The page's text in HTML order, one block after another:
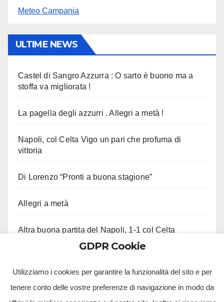
Meteo Campania
ULTIME NEWS
Castel di Sangro Azzurra : O sarto è buono ma a
stoffa va migliorata !
La pagella degli azzurri . Allegri a metà !
Napoli, col Celta Vigo un pari che profuma di
vittoria
Di Lorenzo “Pronti a buona stagione”
Allegri a metà
Altra buona partita del Napoli, 1-1 col Celta
GDPR Cookie
Utilizziamo i cookies per garantire la funzionalità del sito e per
tenere conto delle vostre preferenze di navigazione in modo da